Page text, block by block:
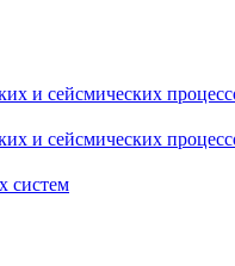
и сейсмических
и сейсмических
систем